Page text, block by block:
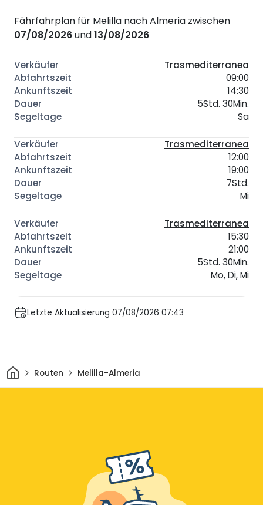
Fährfahrplan für Melilla nach Almeria zwischen
07/08/2026und13/08/2026
Trasmediterranea
09:00
14:30
5Std. 30Min.
Sa
Trasmediterranea
12:00
19:00
7Std.
Mi
Trasmediterranea
15:30
21:00
5Std. 30Min.
Mo, Di, Mi
Letzte Aktualisierung 07/08/2026 07:43
HeimRouten Melilla-Almeria